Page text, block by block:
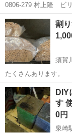
0806-279 村上隆 ビリー
使用に伴う多少のス
詳細は現地でご確認く
います...
福島 郡山市
割
須賀
たくさんあります。
福島 須賀川市
DIY
す
0円
泉崎